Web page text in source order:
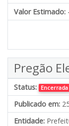
Valor Estimado:
Pregão
Status: Encerrada
Publicado em:
Entidade: